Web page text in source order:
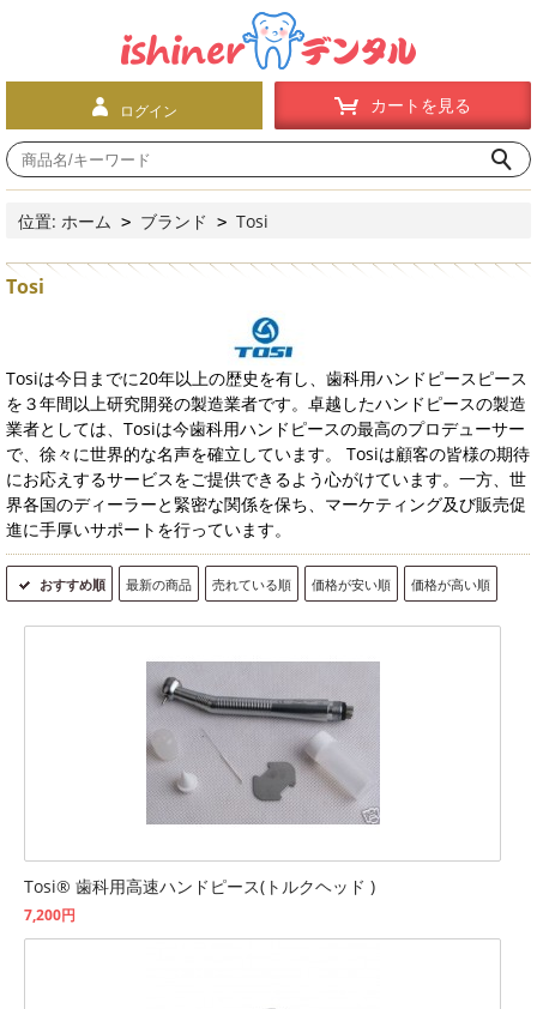
ログイン カートを見る
位置: ホーム > ブランド > Tosi
Tosi
Tosiは今日までに20年以上の歴史を有し、歯科用ハンドピースピース
を３年間以上研究開発の製造業者です。卓越したハンドピースの製造
業者としては、Tosiは今歯科用ハンドピースの最高のプロデューサー
で、徐々に世界的な名声を確立しています。 Tosiは顧客の皆様の期待
にお応えするサービスをご提供できるよう心がけています。一方、世
界各国のディーラーと緊密な関係を保ち、マーケティング及び販売促
進に手厚いサポートを行っています。
おすすめ順 最新の商品 売れている順 価格が安い順 価格が高い順
Tosi® 歯科用高速ハンドピース(トルクヘッド )
7,200円